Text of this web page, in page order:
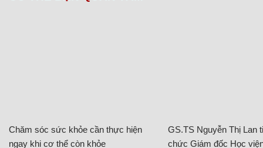
Chăm sóc sức khỏe cần thực hiện
ngay khi cơ thể còn khỏe
GS.TS Nguyễn Thị Lan
chức Giám đốc Học